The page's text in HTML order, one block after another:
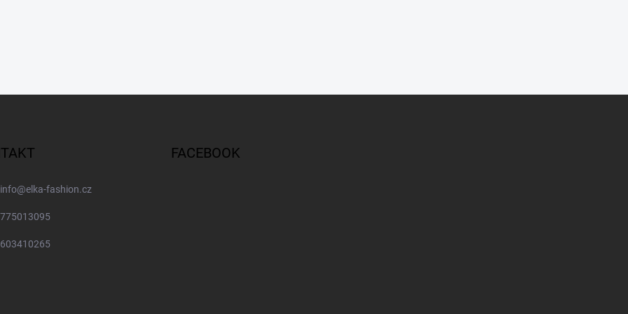
info@elka-fashion.cz
775013095
603410265
FACEBOOK